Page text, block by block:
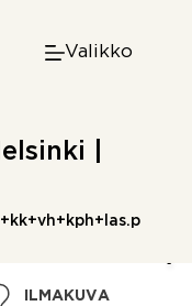
Valikko
|
ILMAKUVA